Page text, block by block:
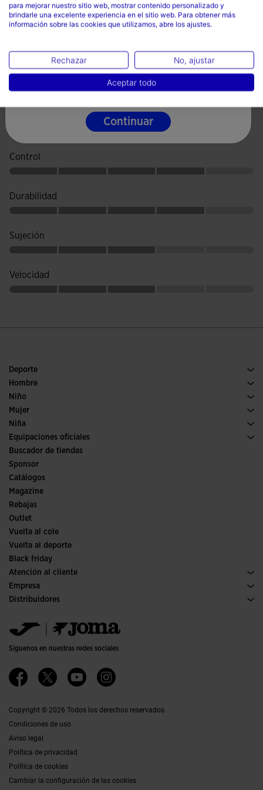
EXO COUNTER. Esta pieza mejora la estabilidad en los
La suela elaborada con fibra sintética otorga tracción,
estabilidad y control de los movimientos sobre superficies
naturales firmes.
Información técnica
Terreno: césped natural semiseco y duro (FG)
Intensidad de uso: entrenamiento y competición
Rendimiento: alto premium
Escala Técnica
Control
Durabilidad
Sujeción
Velocidad
Deporte
Running
Pádel
Fútbol
Trail running
Tenis
Hombre
Calzado Hombre
Deporte
Niño
Ver todo ropa niño
Mujer
Ropa Mujer
Deporte
Niña
Ver todo ropa niña
Equipaciones oficiales
Fútbol
Fútbol sala
Comités y Federaciones
Ediciones especiales
Buscador de tiendas
Sponsor
Catálogos
Magazine
Rebajas
Outlet
Vuelta al cole
Vuelta al deporte
Black friday
Atención al cliente
Condiciones de compra
Transporte y entrega
Preguntas frecuentes
Empresa
Historia
Política de calidad y medio ambiente
Trabaja con nosotros
Proyectos subvencionados
Canal ético
Distribuidores
Jomanet
Área marketing
Contacto
Siguenos en nuestras redes sociales
Copyright © 2026 Todos los derechos reservados
Condiciones de uso
Aviso legal
Política de privacidad
Política de cookies
Cambiar la configuración de las cookies
País
España
Idioma
Español
Continuar
para mejorar nuestro sitio web, mostrar contenido personalizado y
brindarle una excelente experiencia en el sitio web. Para obtener más
información sobre las cookies que utilizamos, abre los ajustes.
Rechazar No, ajustar
Aceptar todo